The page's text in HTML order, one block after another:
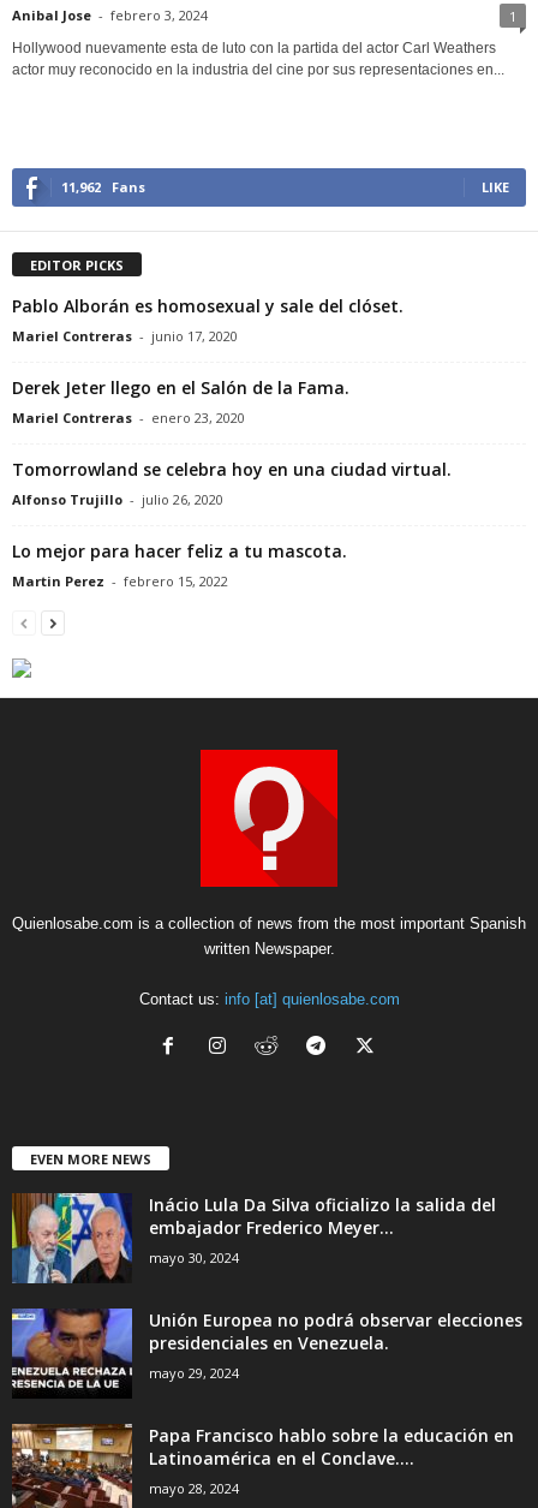
Anibal Jose - febrero 3, 2024 1
Hollywood nuevamente esta de luto con la partida del actor Carl Weathers
actor muy reconocido en la industria del cine por sus representaciones en...
11,962 Fans LIKE
EDITOR PICKS
Pablo Alborán es homosexual y sale del clóset.
Mariel Contreras - junio 17, 2020
Derek Jeter llego en el Salón de la Fama.
Mariel Contreras - enero 23, 2020
Tomorrowland se celebra hoy en una ciudad virtual.
Alfonso Trujillo - julio 26, 2020
Lo mejor para hacer feliz a tu mascota.
Martin Perez - febrero 15, 2022
Quienlosabe.com is a collection of news from the most important Spanish
written Newspaper.
Contact us: info [at] quienlosabe.com
EVEN MORE NEWS
Inácio Lula Da Silva oficializo la salida del
embajador Frederico Meyer...
mayo 30, 2024
Unión Europea no podrá observar elecciones
presidenciales en Venezuela.
mayo 29, 2024
Papa Francisco hablo sobre la educación en
Latinoamérica en el Conclave....
mayo 28, 2024